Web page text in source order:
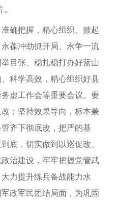
确把握，精心组织、掀起
葆冲劲抓开局、永争一流
目张、稳扎稳打办好蓝山
科学高效，精心组织好县
虚工作会等重要会议。要
；坚持效果导向，标本兼
齐下彻底改，把严的基
底，切实做到以巡促改、
治建设，牢牢把握党管武
力提升练兵备战能力水
政军民团结局面，为巩固